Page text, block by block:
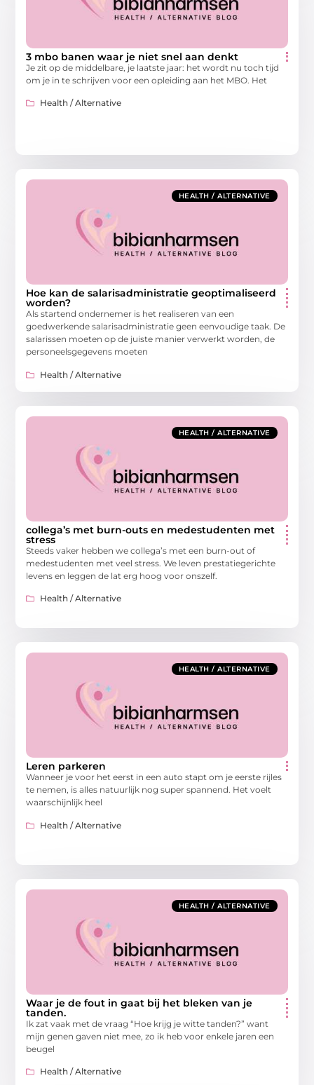
3 mbo banen waar je niet snel aan denkt
Je zit op de middelbare, je laatste jaar: het wordt nu toch tijd
om je in te schrijven voor een opleiding aan het MBO. Het
Health / Alternative
HEALTH / ALTERNATIVE
Hoe kan de salarisadministratie geoptimaliseerd
worden?
Als startend ondernemer is het realiseren van een
goedwerkende salarisadministratie geen eenvoudige taak. De
salarissen moeten op de juiste manier verwerkt worden, de
personeelsgegevens moeten
Health / Alternative
HEALTH / ALTERNATIVE
collega’s met burn-outs en medestudenten met
stress
Steeds vaker hebben we collega’s met een burn-out of
medestudenten met veel stress. We leven prestatiegerichte
levens en leggen de lat erg hoog voor onszelf.
Health / Alternative
HEALTH / ALTERNATIVE
Leren parkeren
Wanneer je voor het eerst in een auto stapt om je eerste rijles
te nemen, is alles natuurlijk nog super spannend. Het voelt
waarschijnlijk heel
Health / Alternative
HEALTH / ALTERNATIVE
Waar je de fout in gaat bij het bleken van je
tanden.
Ik zat vaak met de vraag “Hoe krijg je witte tanden?” want
mijn genen gaven niet mee, zo ik heb voor enkele jaren een
beugel
Health / Alternative